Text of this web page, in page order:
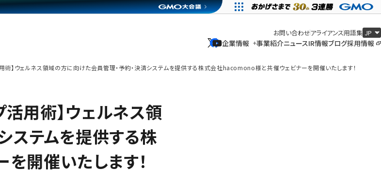
企業情報
企業情報
事業紹介ニュースIR情報ブログ採用情報
お問い合わせアライアンス用語集
術】ウェルネス領域の方に向けた会員管理・予約・決済システムを提供する株式会社hacomono様と共催ウェビナーを開催いたします！
用術】ウェルネス領
ステムを提供する株
開催いたします！